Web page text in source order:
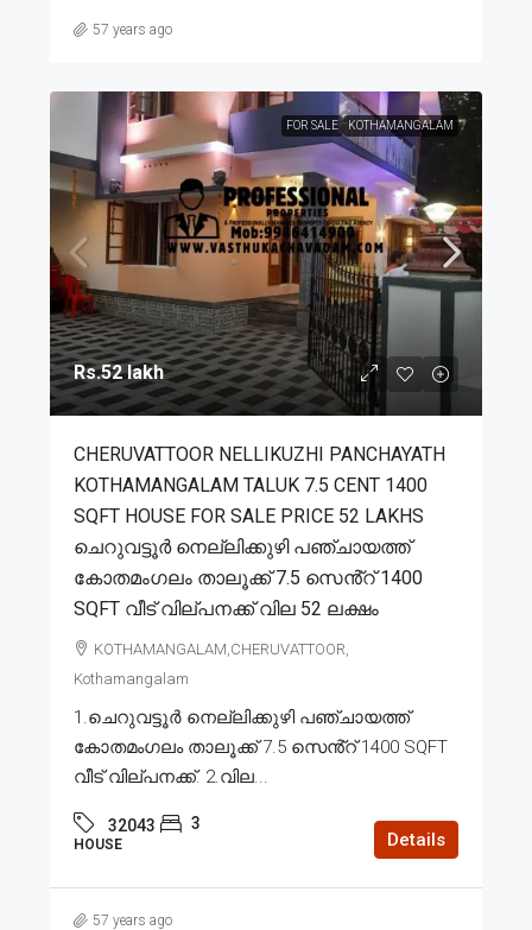
57 years ago
FOR SALE KOTHAMANGALAM
Rs.52 lakh
CHERUVATTOOR NELLIKUZHI PANCHAYATH
KOTHAMANGALAM TALUK 7.5 CENT 1400
SQFT HOUSE FOR SALE PRICE 52 LAKHS
ചെറുവട്ടൂർ നെല്ലിക്കുഴി പഞ്ചായത്ത്
കോതമംഗലം താലൂക്ക് 7.5 സെൻ്റ് 1400
SQFT വീട് വില്പനക്ക് വില 52 ലക്ഷം
KOTHAMANGALAM,CHERUVATTOOR,
Kothamangalam
1.ചെറുവട്ടൂർ നെല്ലിക്കുഴി പഞ്ചായത്ത്
കോതമംഗലം താലൂക്ക് 7.5 സെൻ്റ് 1400 SQFT
വീട് വില്പനക്ക്. 2.വില...
32043 3
HOUSE Details
57 years ago